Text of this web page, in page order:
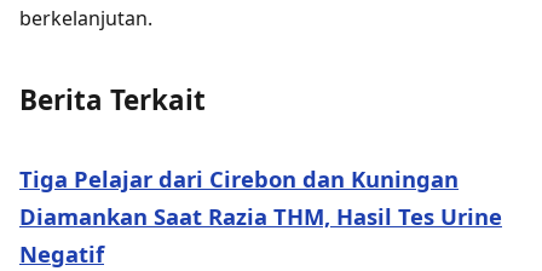
berkelanjutan.
Berita Terkait
Tiga Pelajar dari Cirebon dan Kuningan
Diamankan Saat Razia THM, Hasil Tes Urine
Negatif